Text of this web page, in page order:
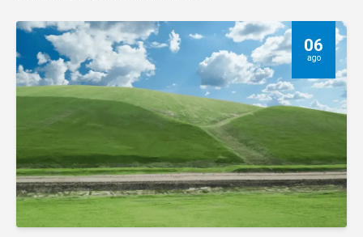
06
ago